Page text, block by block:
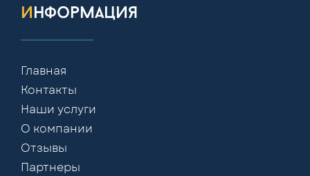
информация
Главная
Контакты
Наши услуги
О компании
Отзывы
Партнеры